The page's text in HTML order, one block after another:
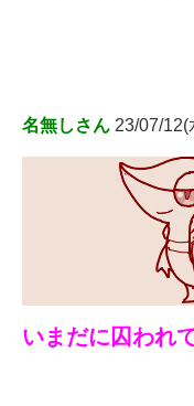
名無しさん 23/07/12(
いまだに囚われ